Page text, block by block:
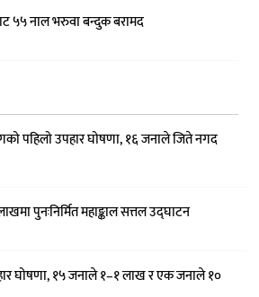
५५ नाल भरुवा बन्दुक बरामद
पहिलो उपहार घोषणा, १६ जनाले जिते नगद
पुनःनिर्मित महाङ्काल सत्तल उद्घाटन
घोषणा, १५ जनाले १–१ लाख र एक जनाले १०